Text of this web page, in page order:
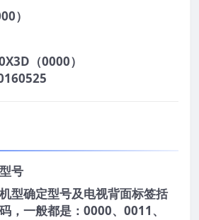
）
（0000）
号
型确定型号及电视背面标签括
，一般都是：0000、0011、